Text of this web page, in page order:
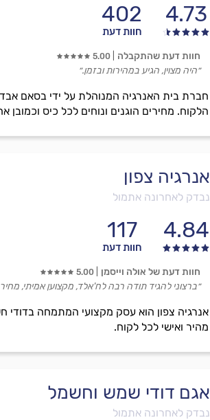
4.73
402
חוות דעת
חברת בית האנרגיה המנוהלת על ידי בסאם
הלקוח. מחירים הוגנים ונוחים לכל כיס וכמובן
חוות דעת שהתקבלה 5.00
״היה מצוין, הגיע במהירות ובזמן.״
אנרגיה צפון
נבדק לאחרונה אתמול
4.84
117
חוות דעת
אנרגיה צפון הוא עסק מקצועי המתמחה בדודי
מהיר ואישי לכל לקוח.
חוות דעת של אולה וייסמן 5.00
״ברצוני להגיד תודה רבה לח'אלד, מקצוען אמיתי, מחיר
אגם דודי שמש וחשמל
נבדק לאחרונה אתמול